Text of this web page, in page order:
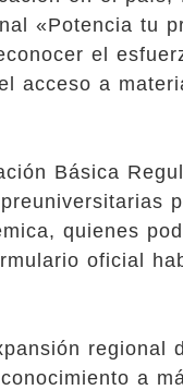
«Potencia tu
el
acceso a
Básica
quienes
oficial
regional
a